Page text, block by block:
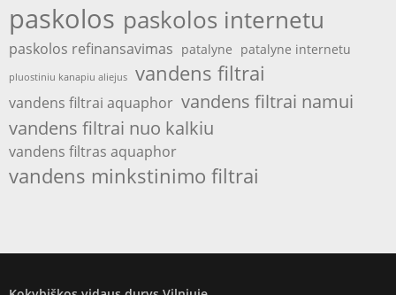
paskolos paskolos internetu
paskolos refinansavimas patalyne patalyne internetu
pluostiniu kanapiu aliejus vandens filtrai
vandens filtrai aquaphor vandens filtrai namui
vandens filtrai nuo kalkiu
vandens filtras aquaphor
vandens minkstinimo filtrai